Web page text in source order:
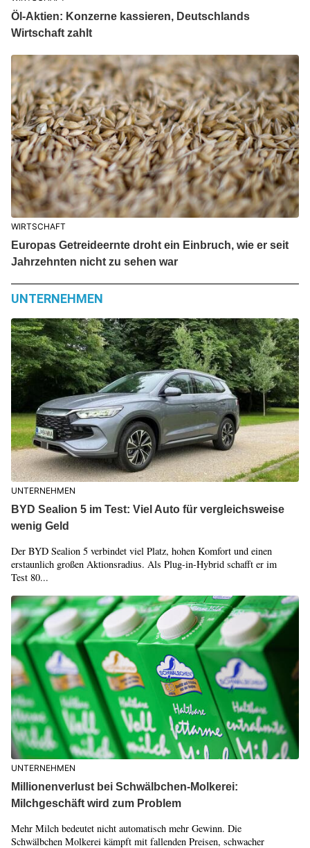
Öl-Aktien: Konzerne kassieren, Deutschlands
Wirtschaft zahlt
WIRTSCHAFT
Europas Getreideernte droht ein Einbruch, wie er seit
Jahrzehnten nicht zu sehen war
UNTERNEHMEN
UNTERNEHMEN
BYD Sealion 5 im Test: Viel Auto für vergleichsweise
wenig Geld
Der BYD Sealion 5 verbindet viel Platz, hohen Komfort und einen
erstaunlich großen Aktionsradius. Als Plug-in-Hybrid schafft er im
Test 80...
UNTERNEHMEN
Millionenverlust bei Schwälbchen-Molkerei:
Milchgeschäft wird zum Problem
Mehr Milch bedeutet nicht automatisch mehr Gewinn. Die
Schwälbchen Molkerei kämpft mit fallenden Preisen, schwacher